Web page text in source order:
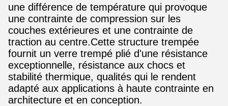
une différence de température qui provoque
une contrainte de compression sur les
couches extérieures et une contrainte de
traction au centre.Cette structure trempée
fournit un verre trempé plié d'une résistance
exceptionnelle, résistance aux chocs et
stabilité thermique, qualités qui le rendent
adapté aux applications à haute contrainte en
architecture et en conception.